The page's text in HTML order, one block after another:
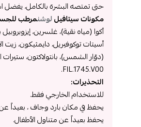
حتى تمتصه البشرة بالكامل، يفضل
مكونات سيتافيللوشنمرطب
أسيتات توكوفيريل، دايمثيكون، زيت
(دوّار الشمس)، بانتولاكتون،
FIL.1745.V00.
التحذيرات:
للاستخدام الخارجي فقط.
يحفظ في مكان بارد وجاف ، بعيداً
يحفظ بعيداً عن متناول الأطفال.